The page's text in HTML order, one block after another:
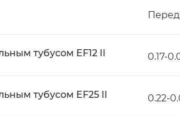
тубусом EF12 II 0.17-
тубусом EF25 II 0.22-